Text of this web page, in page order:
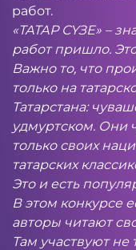
работ.
«ТАТАР СҮЗЕ» –
работ пришло.
Важно то, что
только на
Татарстана:
удмуртском. Они
только своих
татарских
Это и есть
В этом конкурсе
авторы читают
Там участвуют